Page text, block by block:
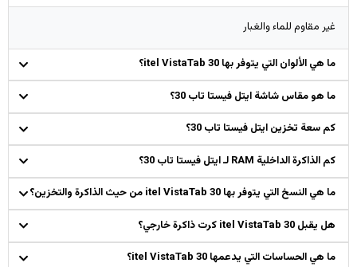
غير مقاوم للماء والغبار
ما هي الألوان التي يتوفر بها itel VistaTab 30؟
ما هو مقاس شاشة ايتل فيستا تاب 30؟
كم سعة تخزين ايتل فيستا تاب 30؟
كم الذاكرة الداخلية RAM لـ ايتل فيستا تاب 30؟
ما هي النسخ التي يتوفر بها itel VistaTab 30 من حيث الذاكرة والتخزين؟
هل يقبل itel VistaTab 30 كرت ذاكرة خارجي؟
ما هي الحساسات التي يدعمها itel VistaTab 30؟